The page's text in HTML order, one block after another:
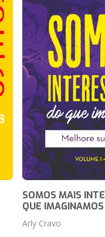
SOMOS MAIS
QUE
Arly Cravo